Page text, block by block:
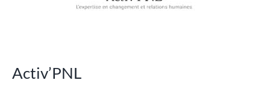
Activ’PNL